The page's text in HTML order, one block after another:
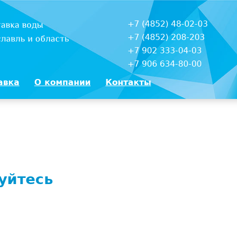
воды
и область
+7 (4852) 48-02-03
+7 (4852) 208-203
+7 902 333-04-03
+7 906 634-80-00
О компании Контакты